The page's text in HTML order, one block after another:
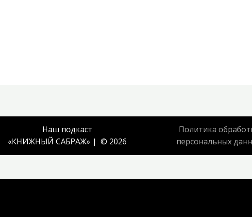
Наш подкаст
«КНИЖНЫЙ САБРАЖ» | © 2026
Политика
персональных